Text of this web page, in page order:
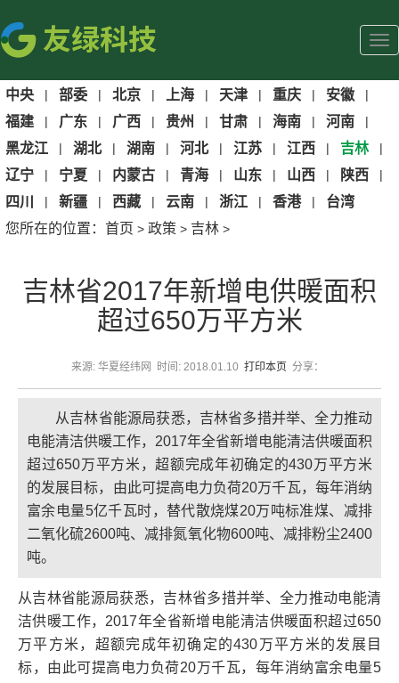
中央 | 部委 | 北京 | 上海 | 天津 | 重庆 | 安徽 |
福建 | 广东 | 广西 | 贵州 | 甘肃 | 海南 | 河南 |
黑龙江 | 湖北 | 湖南 | 河北 | 江苏 | 江西 | 吉林 |
辽宁 | 宁夏 | 内蒙古 | 青海 | 山东 | 山西 | 陕西 |
四川 | 新疆 | 西藏 | 云南 | 浙江 | 香港 |
台湾
您所在的位置： 首页 > 政策 > 吉林 >
吉林省2017年新增电供暖面积
超过650万平方米
来源: 华夏经纬网 时间: 2018.01.10 打印本页 分享：
从吉林省能源局获悉，吉林省多措并举、全力推动
电能清洁供暖工作，2017年全省新增电能清洁供暖面积
超过650万平方米，超额完成年初确定的430万平方米
的发展目标，由此可提高电力负荷20万千瓦，每年消纳
富余电量5亿千瓦时，替代散烧煤20万吨标准煤、减排
二氧化硫2600吨、减排氮氧化物600吨、减排粉尘2400
吨。
从吉林省能源局获悉，吉林省多措并举、全力推动电能清
洁供暖工作，2017年全省新增电能清洁供暖面积超过650
万平方米，超额完成年初确定的430万平方米的发展目
标，由此可提高电力负荷20万千瓦，每年消纳富余电量5